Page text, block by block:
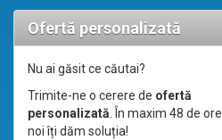
Ofertă personalizată
Nu ai găsit ce căutai?
Trimite-ne o cerere de ofertă
personalizată. În maxim 48 de ore
noi îți dăm soluția!